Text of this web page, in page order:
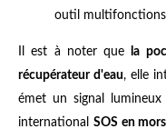
outil multifonctions
Il est à noter que
la
récupérateur d'eau, elle
émet un signal
international SOS en